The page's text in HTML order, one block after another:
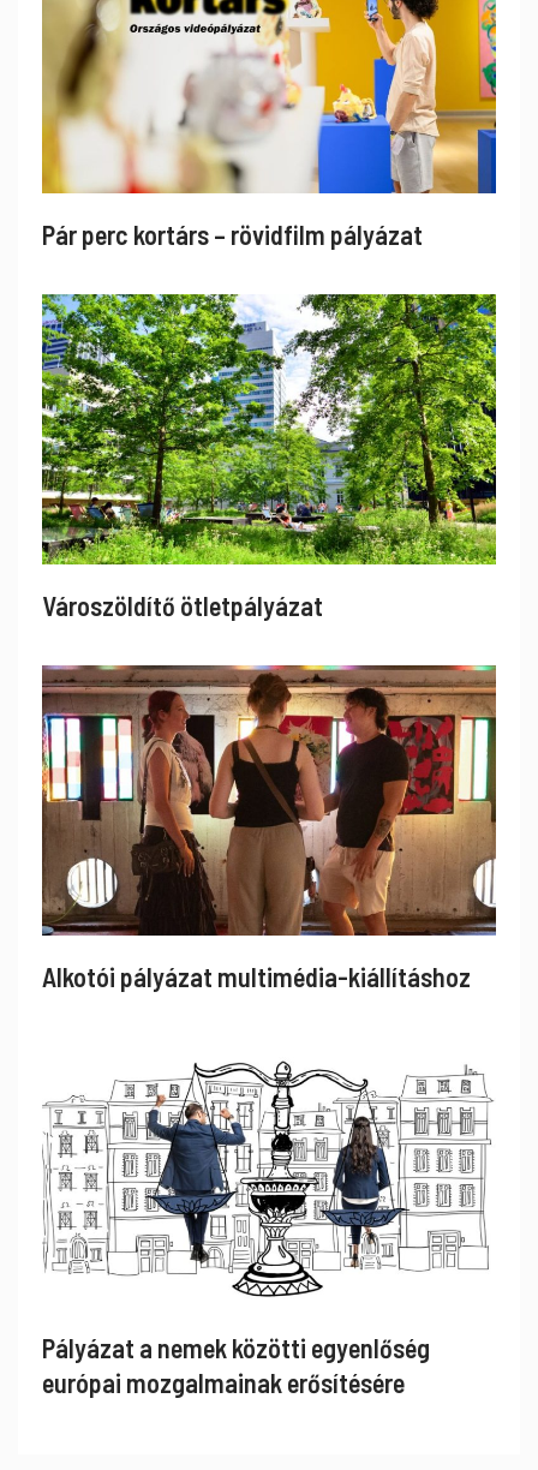
Pár perc kortárs – rövidfilm pályázat
Városzöldítő ötletpályázat
Alkotói pályázat multimédia-kiállításhoz
Pályázat a nemek közötti egyenlőség
európai mozgalmainak erősítésére